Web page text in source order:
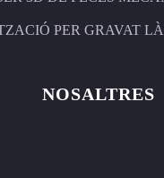
PER GRAVAT
NOSALTRES